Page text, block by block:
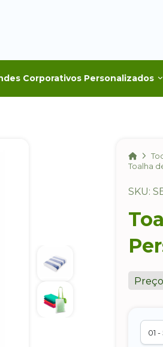
Corporativos Personalizados
Home
Toalha
SKU: